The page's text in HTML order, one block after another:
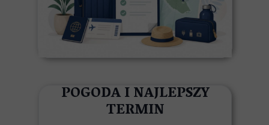
POGODA I NAJLEPSZY
TERMIN